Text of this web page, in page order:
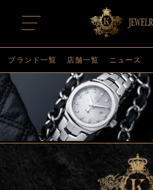
t
o
g
l
n
a
i
ブランド一覧 店舗一覧 ニュース